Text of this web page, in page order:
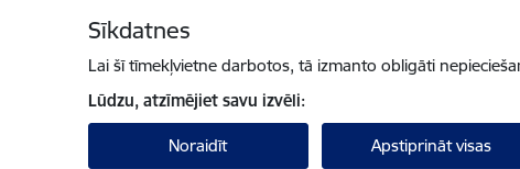
Sīkdatnes
Lai šī tīmekļvietne darbotos, tā izmanto obligāti
Lūdzu, atzīmējiet savu izvēli:
Noraidīt Apstiprināt visas